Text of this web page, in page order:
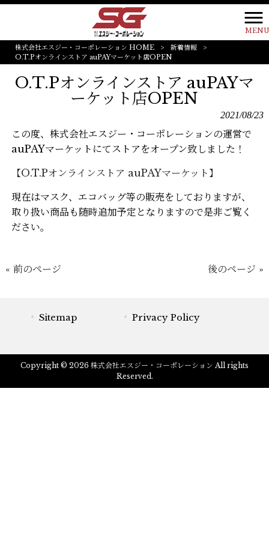
MENU
株式会社エスジー・コーポレーション HOME
> 新着情報
>
O.T.Pオンラインストア auPAYマーケット店OPEN
O.T.Pオンラインストア auPAYマ
ーケット店OPEN
2021/08/23
この度、株式会社エスジー・コーポレーションの運営で
auPAYマーケットにてストアをオープン致しました！
【O.T.Pオンラインストア auPAYマーケット】
現在はマスク、エコバッグ等の販売をしておりますが、
取り扱い商品も随時追加予定となりますので是非ご覧く
ださい。
« 前のページ 後のページ »
Sitemap Privacy Policy
Copyright © 2026 株式会社エスジー・コーポレーション All rights
Reserved.